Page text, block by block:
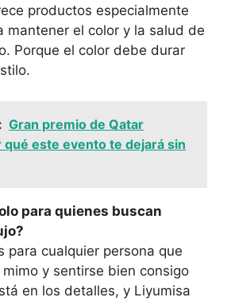
productos especialmente
mantener el color y la salud de
Porque el color debe durar
Gran premio de Qatar
qué este evento te dejará sin
para quienes buscan
para cualquier persona que
y sentirse bien consigo
en los detalles, y Liyumisa